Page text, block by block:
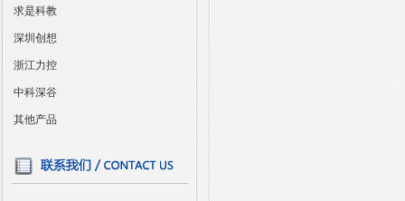
求是科教
深圳创想
浙江力控
中科深谷
其他产品